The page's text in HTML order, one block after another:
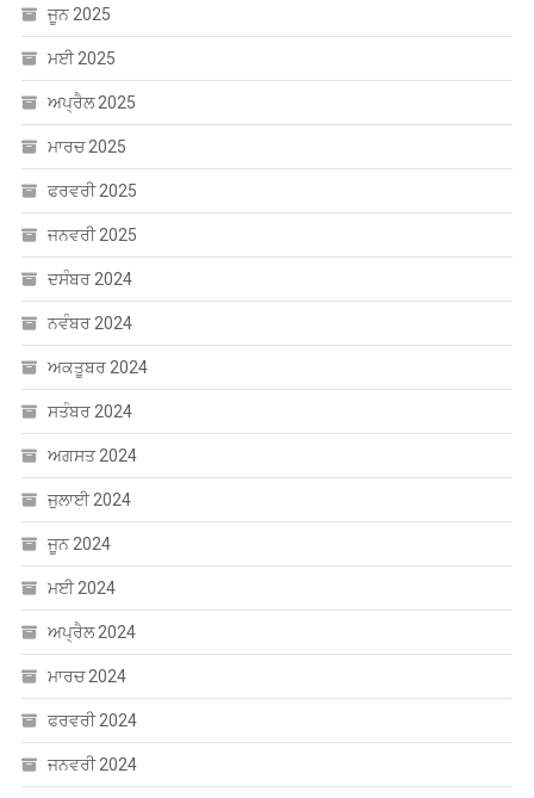
ਜੂਨ 2025
ਮਈ 2025
ਅਪ੍ਰੈਲ 2025
ਮਾਰਚ 2025
ਫਰਵਰੀ 2025
ਜਨਵਰੀ 2025
ਦਸੰਬਰ 2024
ਨਵੰਬਰ 2024
ਅਕਤੂਬਰ 2024
ਸਤੰਬਰ 2024
ਅਗਸਤ 2024
ਜੁਲਾਈ 2024
ਜੂਨ 2024
ਮਈ 2024
ਅਪ੍ਰੈਲ 2024
ਮਾਰਚ 2024
ਫਰਵਰੀ 2024
ਜਨਵਰੀ 2024